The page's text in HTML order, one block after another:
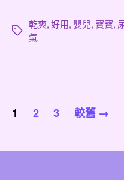
標
乾爽,好用, 嬰兒, 寶寶,
氣
文
分
1 2 3 較舊 →